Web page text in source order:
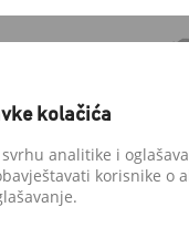
kolačića
analitike i
korisnike o